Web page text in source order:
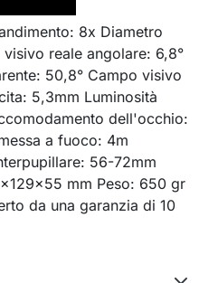
8x Diametro
reale angolare: 6,8°
50,8° Campo visivo
5,3mm Luminosità
dell'occhio:
a fuoco: 4m
56-72mm
mm Peso: 650 gr
da una garanzia di 10